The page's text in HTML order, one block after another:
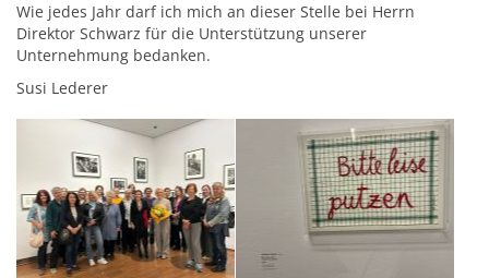
Wie jedes Jahr darf ich mich an dieser Stelle bei Herrn
Direktor Schwarz für die Unterstützung unserer
Unternehmung bedanken.
Susi Lederer